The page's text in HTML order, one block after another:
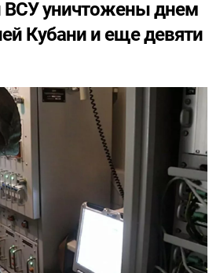
ВСУ уничтожены днем
Кубани и еще девяти